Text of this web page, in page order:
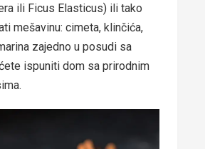
ili Ficus Elasticus) ili tako
mešavinu: cimeta, klinčića,
zajedno u posudi sa
ispuniti dom sa prirodnim